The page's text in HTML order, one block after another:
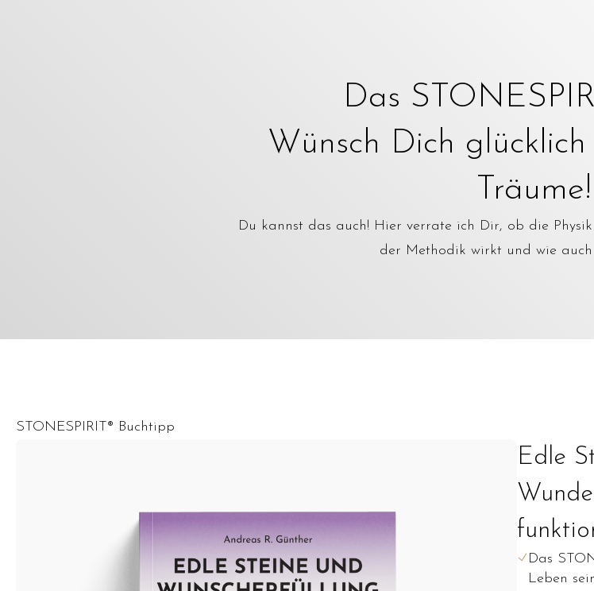
Das
Wünsch Dich
Träume!
Du kannst das auch! Hier verrate ich Dir, ob die
der Methodik wirkt und wie auch
STONESPIRIT® Buchtipp
Edle
Das
Leben